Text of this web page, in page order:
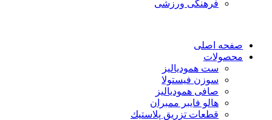
فرهنگی ورزشی
صفحه اصلی
محصولات
ست همودیالیز
سوزن فیستولا
صافی همودیالیز
هالو فایبر ممبران
قطعات تزريق پلاستيك